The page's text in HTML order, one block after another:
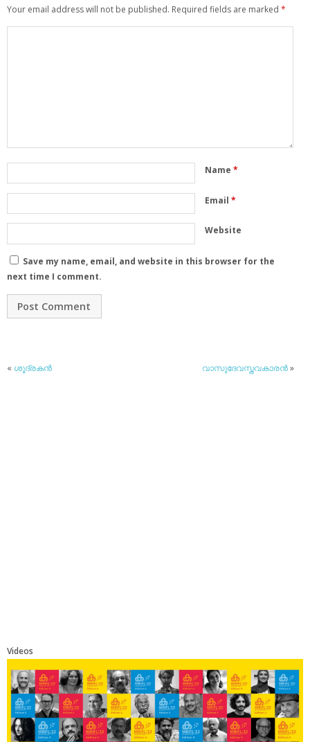
Your email address will not be published. Required fields are marked *
Name *
Email *
Website
Save my name, email, and website in this browser for the
next time I comment.
« ശൂദ്രകന്‍ വാസുദേവസ്തവകാരന്‍»
Videos